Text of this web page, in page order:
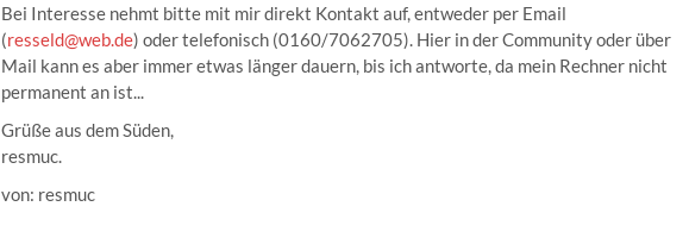
Bei Interesse nehmt bitte mit mir direkt Kontakt auf, entweder per Email
(resseld@web.de) oder telefonisch (0160/7062705). Hier in der Community oder über
Mail kann es aber immer etwas länger dauern, bis ich antworte, da mein Rechner nicht
permanent an ist...
Grüße aus dem Süden,
resmuc.
von: resmuc